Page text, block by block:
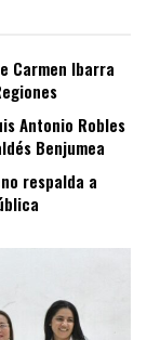
Carmen Ibarra
Antonio Robles
Benjumea
respalda a